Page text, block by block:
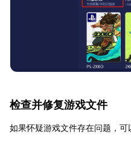
检查并修复游戏文件
如果怀疑游戏文件存在问题，可